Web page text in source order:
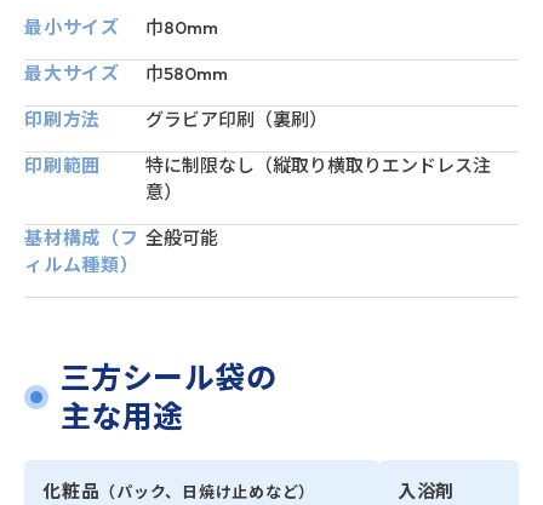
最小サイズ
巾80mm
最大サイズ
巾580mm
印刷方法
グラビア印刷（裏刷）
印刷範囲
特に制限なし（縦取り横取りエンドレス注
意）
基材構成（フ
ィルム種類）
全般可能
三方シール袋の
主な用途
化粧品 （パック、日焼け止めなど） 入浴剤